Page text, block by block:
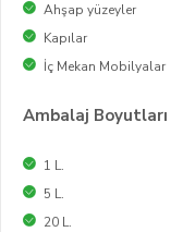
Ahşap yüzeyler
Kapılar
İç Mekan Mobilyalar
Ambalaj Boyutları
1 L.
5 L.
20 L.